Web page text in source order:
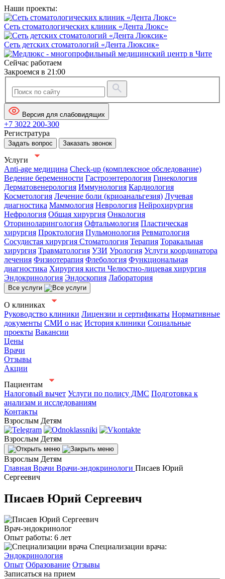
Наши проекты:
Сеть стоматологических клиник «Дента Люкс»
Сеть детских стоматологий «Дента Люксик»
Сейчас работаем
Закроемся в 21:00
Версия для слабовидящих
+7 3022 200-300
Регистратура
Задать вопрос Заказать звонок
Услуги
Anti-age медицина Check-up (комплексное обследование)
Ведение беременности Гастроэнтерология Гинекология
Дерматовенерология Иммунология Кардиология
Косметология Лечение боли (криоанальгезия) Лучевая
диагностика Маммология Неврология Нейрохирургия
Нефрология Общая хирургия Онкология
Оториноларингология Офтальмология Пластическая
хирургия Проктология Пульмонология Ревматология
Сосудистая хирургия Стоматология Терапия Торакальная
хирургия Травматология УЗИ Урология Услуги координатора
лечения Физиотерапия Флебология Функциональная
диагностика Хирургия кисти Челюстно-лицевая хирургия
Эндокринология Эндоскопия Лаборатория
Все услуги
О клиниках
Руководство клиники Лицензии и сертификаты Нормативные
документы СМИ о нас История клиники Социальные
проекты Вакансии
Цены
Врачи
Отзывы
Акции
Пациентам
Налоговый вычет Услуги по полису ДМС Подготовка к
анализам и исследованиям
Контакты
Взрослым Детям
Взрослым Детям
Взрослым Детям
Главная Врачи Врачи-эндокринологи Писаев Юрий
Сергеевич
Писаев Юрий Сергеевич
Врач-эндокринолог
Опыт работы: 6 лет
Специализации врача:
Эндокринология
Опыт Образование Отзывы
Записаться на прием